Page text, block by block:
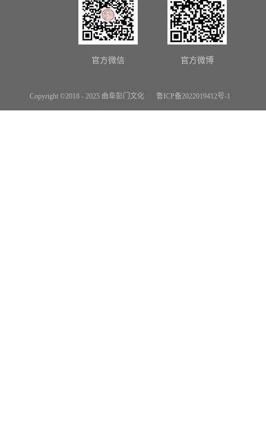
Copyright ©2018 - 2025 曲阜彭门文化 鲁ICP备2022019412号-1
官方微信 官方微博